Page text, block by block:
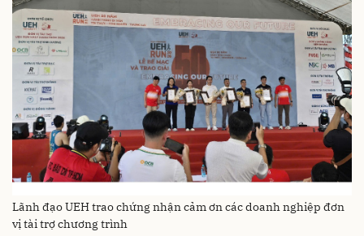
Lãnh đạo UEH trao chứng nhận cảm ơn các doanh nghiệp đơn
vị tài trợ chương trình